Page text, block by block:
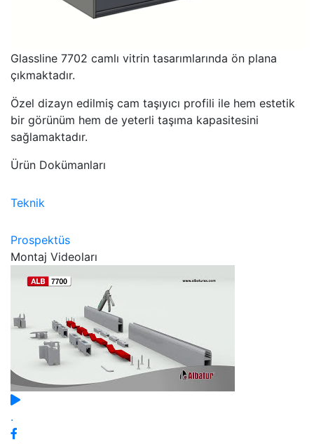
Glassline 7702 camlı vitrin tasarımlarında ön plana
çıkmaktadır.
Özel dizayn edilmiş cam taşıyıcı profili ile hem estetik
bir görünüm hem de yeterli taşıma kapasitesini
sağlamaktadır.
Ürün Dokümanları
Teknik
Prospektüs
Montaj Videoları
.